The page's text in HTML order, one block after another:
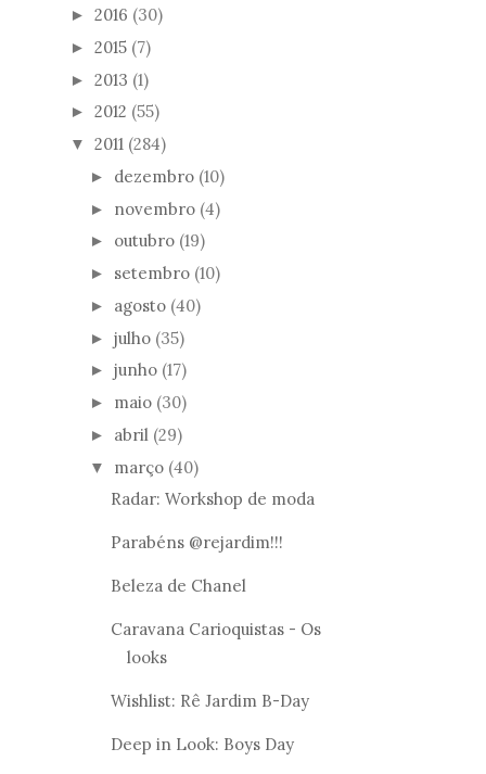
► 2016 (30)
► 2015 (7)
► 2013 (1)
► 2012 (55)
▼ 2011 (284)
► dezembro (10)
► novembro (4)
► outubro (19)
► setembro (10)
► agosto (40)
► julho (35)
► junho (17)
► maio (30)
► abril (29)
▼ março (40)
Radar: Workshop de moda
Parabéns @rejardim!!!
Beleza de Chanel
Caravana Carioquistas - Os
looks
Wishlist: Rê Jardim B-Day
Deep in Look: Boys Day